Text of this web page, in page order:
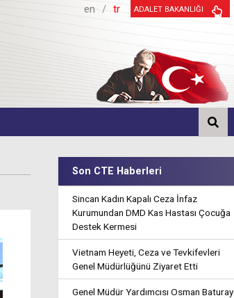
en / tr ADALET BAKANLIĞI
Son CTE Haberleri
Sincan Kadın Kapalı Ceza İnfaz
Kurumundan DMD Kas Hastası Çocuğa
Destek Kermesi
Vietnam Heyeti, Ceza ve Tevkifevleri
Genel Müdürlüğünü Ziyaret Etti
Genel Müdür Yardımcısı Osman Baturay